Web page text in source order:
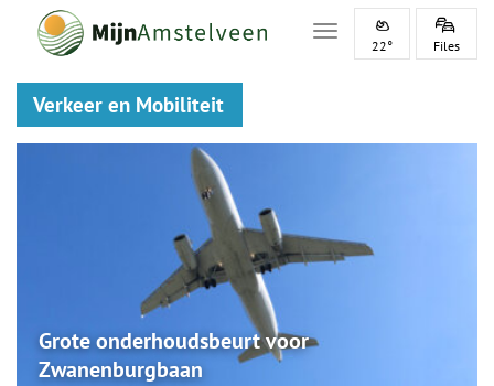
Toggle navigation
22° Files
Verkeer en Mobiliteit
Grote onderhoudsbeurt voor
Zwanenburgbaan